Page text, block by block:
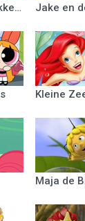
Oggy en de Kakkerlakken
Kleine
Maja de